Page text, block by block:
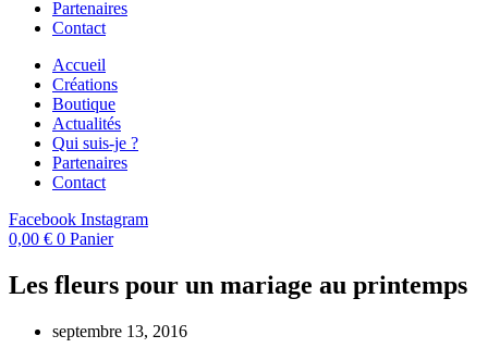
Partenaires
Contact
Accueil
Créations
Boutique
Actualités
Qui suis-je ?
Partenaires
Contact
Facebook Instagram
0,00 € 0 Panier
Les fleurs pour un mariage au printemps
septembre 13, 2016